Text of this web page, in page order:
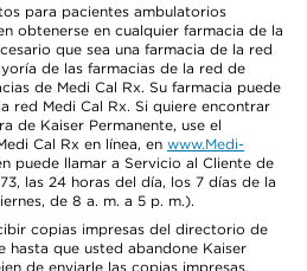
para pacientes ambulatorios
obtenerse en cualquier farmacia de la
que sea una farmacia de la red
de las farmacias de la red de
de Medi Cal Rx. Su farmacia puede
red Medi Cal Rx. Si quiere encontrar
de Kaiser Permanente, use el
Cal Rx en línea, en www.Medi-
puede llamar a Servicio al Cliente de
las 24 horas del día, los 7 días de la
de 8 a. m. a 5 p. m.).
copias impresas del directorio de
hasta que usted abandone Kaiser
de enviarle las copias impresas.